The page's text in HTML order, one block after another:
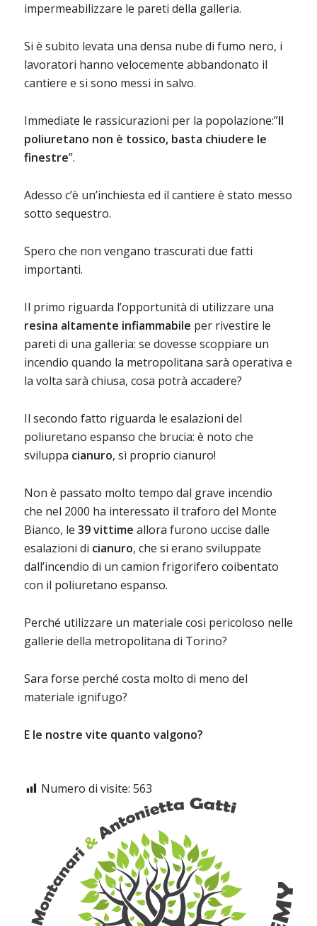
impermeabilizzare le pareti della galleria.
Si è subito levata una densa nube di fumo nero, i
lavoratori hanno velocemente abbandonato il
cantiere e si sono messi in salvo.
Immediate le rassicurazioni per la popolazione:”Il
poliuretano non è tossico, basta chiudere le
finestre”.
Adesso c’è un’inchiesta ed il cantiere è stato messo
sotto sequestro.
Spero che non vengano trascurati due fatti
importanti.
Il primo riguarda l’opportunità di utilizzare una
resina altamente infiammabile per rivestire le
pareti di una galleria: se dovesse scoppiare un
incendio quando la metropolitana sarà operativa e
la volta sarà chiusa, cosa potrà accadere?
Il secondo fatto riguarda le esalazioni del
poliuretano espanso che brucia: è noto che
sviluppa cianuro, sì proprio cianuro!
Non è passato molto tempo dal grave incendio
che nel 2000 ha interessato il traforo del Monte
Bianco, le 39 vittime allora furono uccise dalle
esalazioni di cianuro, che si erano sviluppate
dall’incendio di un camion frigorifero coibentato
con il poliuretano espanso.
Perché utilizzare un materiale cosi pericoloso nelle
gallerie della metropolitana di Torino?
Sara forse perché costa molto di meno del
materiale ignifugo?
E le nostre vite quanto valgono?
Numero di visite: 563